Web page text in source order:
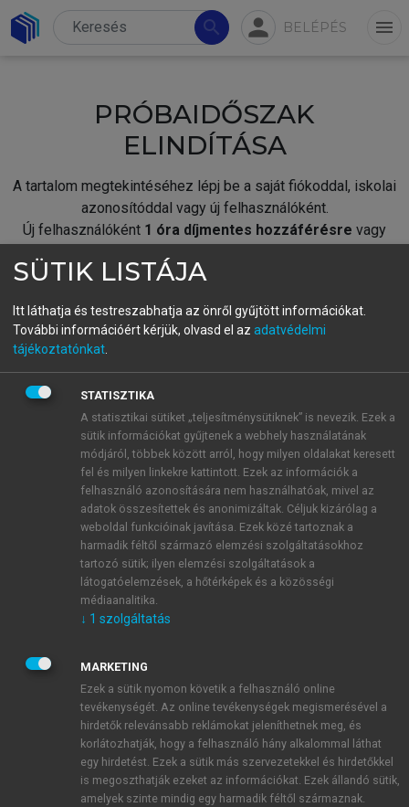
search person BELÉPÉS menu
PRÓBAIDŐSZAK
ELINDÍTÁSA
A tartalom megtekintéséhez lépj be a saját fiókoddal, iskolai
azonosítóddal vagy új felhasználóként.
Új felhasználóként 1 óra díjmentes hozzáférésre vagy
fiókoddal,vagy hozz létre új fiókot.
A regisztráció után apróbaidőszakautomatikusan
BELÉPÉS SAJÁT FIÓKKAL
ÚJ FIÓK LÉTREHOZÁSA
1 óra díjmentes hozzáférés
E-MAIL-CÍM
JELSZÓ
JELSZÓ ÚJRA
Kérek értesítést a MeRSZ újdonságairól, akcióiról.
SÜTIK LISTÁJA
Itt láthatja és testreszabhatja az önről gyűjtött információkat.
További információért kérjük, olvasd el az adatvédelmi
tájékoztatónkat
STATISZTIKA
A statisztikai sütiket „teljesítménysütiknek” is nevezik. Ezek a
sütik információkat gyűjtenek a webhely használatának
módjáról, többek között arról, hogy milyen oldalakat keresett
fel és milyen linkekre kattintott. Ezek az információk a
felhasználó azonosítására nem használhatóak, mivel az
adatok összesítettek és anonimizáltak. Céljuk kizárólag a
weboldal funkcióinak javítása. Ezek közé tartoznak a
harmadik féltől származó elemzési szolgáltatásokhoz
tartozó sütik; ilyen elemzési szolgáltatások a
látogatóelemzések, a hőtérképek és a közösségi
médiaanalitika.
↓ 1 szolgáltatás
MARKETING
Ezek a sütik nyomon követik a felhasználó online
tevékenységét. Az online tevékenységek megismerésével a
hirdetők relevánsabb reklámokat jeleníthetnek meg, és
korlátozhatják, hogy a felhasználó hány alkalommal láthat
egy hirdetést. Ezek a sütik más szervezetekkel és hirdetőkkel
is megoszthatják ezeket az információkat. Ezek állandó sütik,
amelyek szinte mindig egy harmadik féltől származnak.